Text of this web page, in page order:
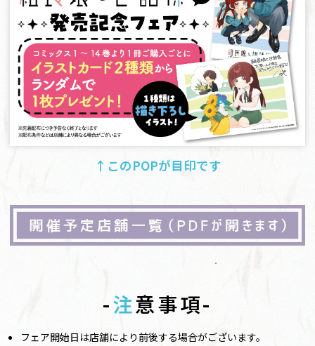
↑このPOPが目印です
-注意事項-
フェア開始日は店舗により前後する場合がございます。